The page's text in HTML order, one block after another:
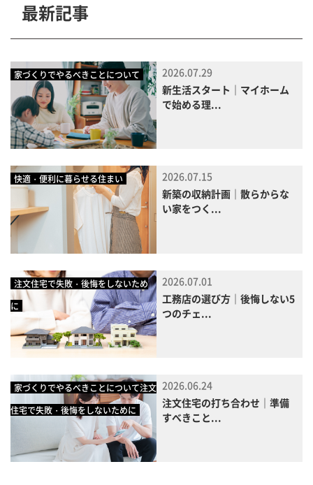
最新記事
家づくりでやるべきことについて
2026.07.29
新生活スタート｜マイホーム
で始める理...
快適・便利に暮らせる住まい
2026.07.15
新築の収納計画｜散らからな
い家をつく...
注文住宅で失敗・後悔をしないため
に
2026.07.01
工務店の選び方｜後悔しない5
つのチェ...
家づくりでやるべきことについて注文
住宅で失敗・後悔をしないために
2026.06.24
注文住宅の打ち合わせ｜準備
すべきこと...